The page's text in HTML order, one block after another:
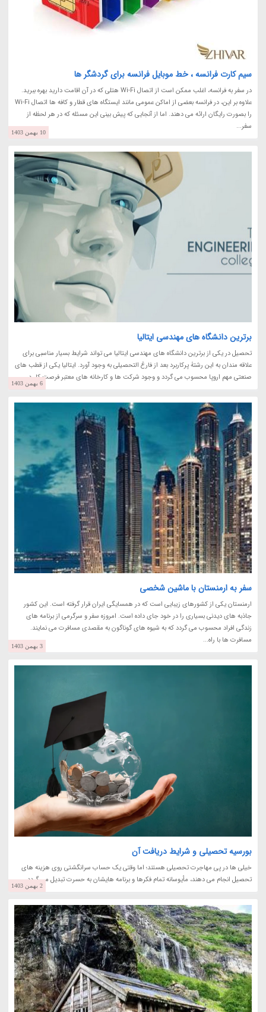
سیم کارت فرانسه ، خط موبایل فرانسه برای گردشگر ها
در سفر به فرانسه، اغلب ممکن است از اتصال Wi-Fi هتلی که در آن اقامت دارید بهره ببرید.
علاوه بر این، در فرانسه بعضی از اماکن عمومی مانند ایستگاه های قطار و کافه ها اتصال Wi-Fi
را بصورت رایگان ارائه می دهند. اما از آنجایی که پیش بینی این مسئله که در هر لحظه از
سفر...
10 بهمن 1403
برترین دانشگاه های مهندسی ایتالیا
تحصیل در یکی از برترین دانشگاه های مهندسی ایتالیا می تواند شرایط بسیار مناسبی برای
علاقه مندان به این رشتۀ پرکاربرد بعد از فارغ التحصیلی به وجود آورد. ایتالیا یکی از قطب های
صنعتی مهم اروپا محسوب می گردد و وجود شرکت ها و کارخانه های معتبر فرصت کار در...
6 بهمن 1403
سفر به ارمنستان با ماشین شخصی
ارمنستان یکی از کشورهای زیبایی است که در همسایگی ایران قرار گرفته است. این کشور
جاذبه های دیدنی بسیاری را در خود جای داده است. امروزه سفر و سرگرمی از برنامه های
زندگی افراد محسوب می گردد که به شیوه های گوناگون به مقصدی مسافرت می نمایند.
مسافرت ها با راه...
3 بهمن 1403
بورسیه تحصیلی و شرایط دریافت آن
خیلی ها در پی مهاجرت تحصیلی هستند؛ اما وقتی یک حساب سرانگشتی روی هزینه های
تحصیل انجام می دهند، مأیوسانه تمام فکرها و برنامه هایشان به حسرت تبدیل می گردد.
2 بهمن 1403